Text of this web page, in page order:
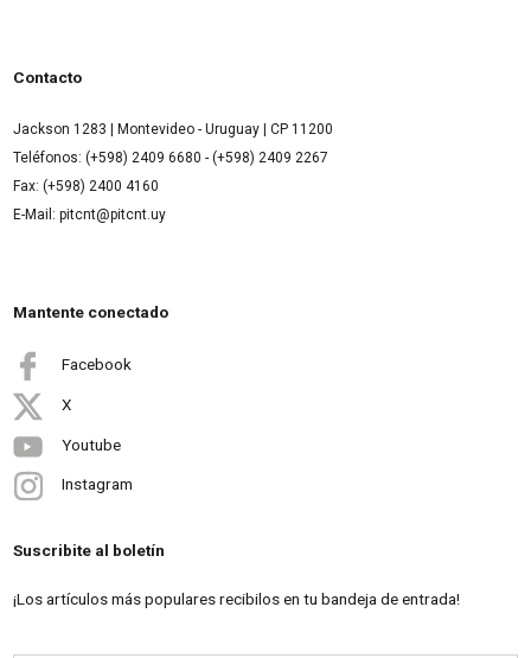
Contacto
Jackson 1283 | Montevideo - Uruguay | CP 11200
Teléfonos: (+598) 2409 6680 - (+598) 2409 2267
Fax: (+598) 2400 4160
E-Mail: pitcnt@pitcnt.uy
Mantente conectado
Facebook
X
Youtube
Instagram
Suscribite al boletín
¡Los artículos más populares recibilos en tu bandeja de entrada!